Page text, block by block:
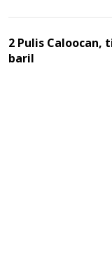
2 Pulis
baril